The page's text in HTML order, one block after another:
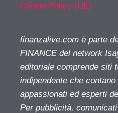
Cookie Policy (UE)
finanzalive.com è parte
FINANCE del network
editoriale comprende siti
indipendente che
appassionati ed esperti
Per pubblicità,